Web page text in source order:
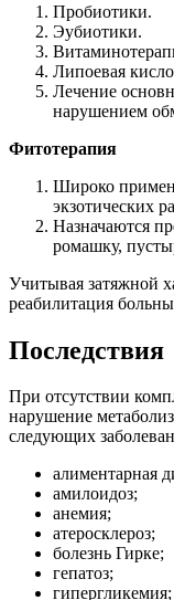
Пробиотики.
Эубиотики.
Липоевая
Лечение
нарушением
Фитотерапия
Широко
экзотических
Назначаются
ромашку,
Учитывая затяжной
реабилитация
Последствия
При отсутствии
нарушение
следующих
алиментарная
амилоидоз;
анемия;
атеросклероз;
болезнь Гирке;
гепатоз;
гипергликемия;